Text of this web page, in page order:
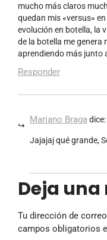
mucho más claros
quedan mis «versus»
evolución en botella, la
de la botella me genera
aprendiendo más junto
Responder
Mariano Braga dice:
Jajajaj qué grande,
Deja
Tu dirección de
campos obligatorios